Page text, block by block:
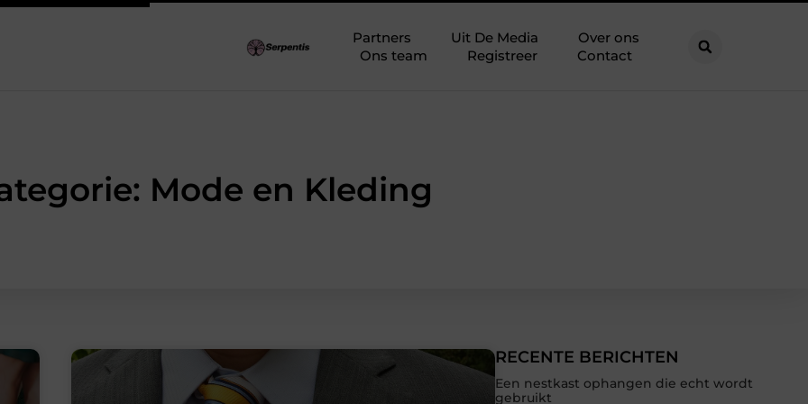
Partners Uit De Media
Over ons
Ons team
Registreer Contact
Mode en Kleding
RECENTE BERICHTEN
Een nestkast ophangen die echt wordt
gebruikt